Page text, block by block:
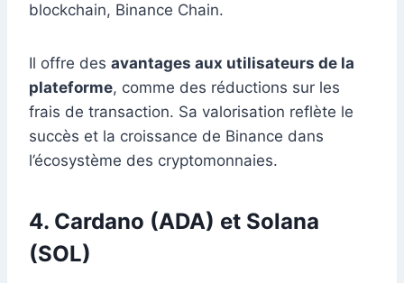
blockchain, Binance Chain.
Il offre des avantages aux utilisateurs de la
plateforme, comme des réductions sur les
frais de transaction. Sa valorisation reflète le
succès et la croissance de Binance dans
l’écosystème des cryptomonnaies.
4. Cardano (ADA) et Solana
(SOL)